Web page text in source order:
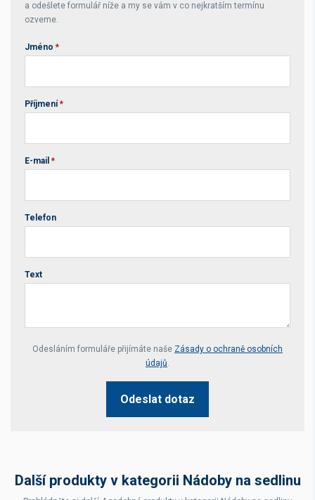
a odešlete formulář níže a my se vám v co nejkratším termínu
ozveme.
Jméno *
Příjmení *
E-mail *
Telefon
Text
Your website *
Odesláním formuláře přijímáte naše Zásady o ochraně osobních
údajů.
Odeslat dotaz
Další produkty v kategorii Nádoby na sedlinu